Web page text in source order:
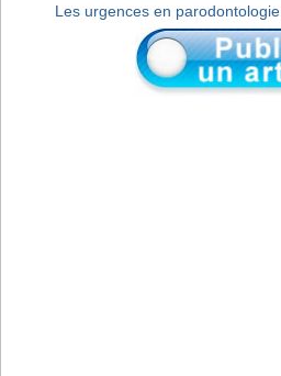
Les urgences en parodontologie